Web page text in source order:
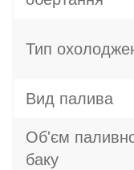
Тип
Вид палива
Об'єм
баку